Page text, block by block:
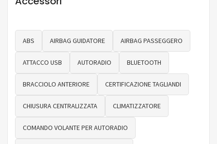
ABS AIRBAG GUIDATORE AIRBAG PASSEGGERO
ATTACCO USB AUTORADIO BLUETOOTH
BRACCIOLO ANTERIORE CERTIFICAZIONE TAGLIANDI
CHIUSURA CENTRALIZZATA CLIMATIZZATORE
COMANDO VOLANTE PER AUTORADIO